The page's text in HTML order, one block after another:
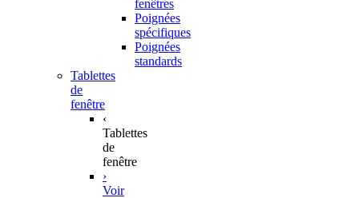
fenêtres
Poignées
spécifiques
Poignées
standards
Tablettes
de
fenêtre
‹
Tablettes
de
fenêtre
›
Voir